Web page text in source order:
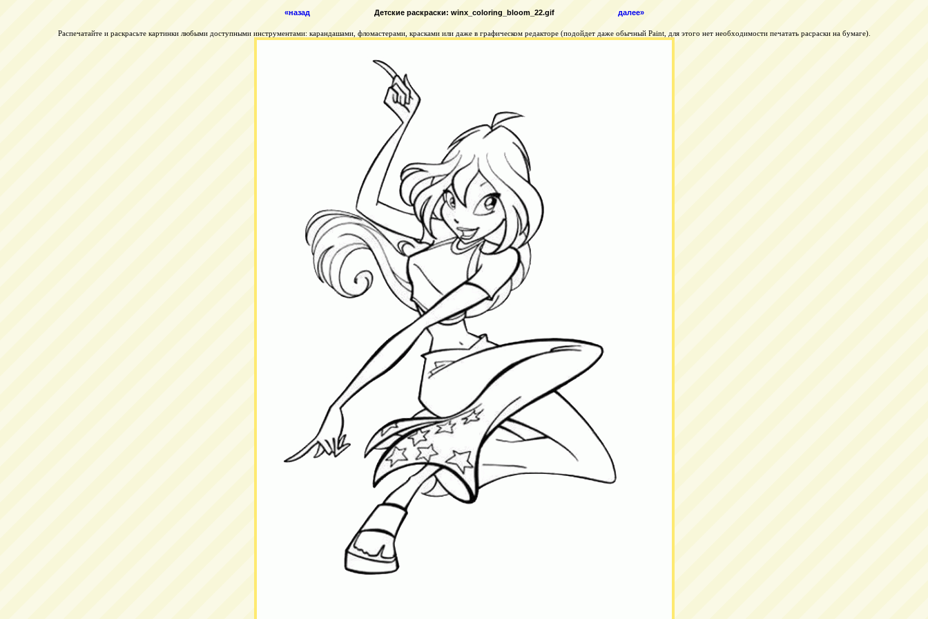
«назад Детские раскраски: winx_coloring_bloom_22.gif далее»
Распечатайте и раскрасьте картинки любыми доступными инструментами: карандашами, фломастерами, красками или даже в графическом редакторе (подойдет даже обычный Paint, для этого нет необходимости печатать расраски на бумаге).